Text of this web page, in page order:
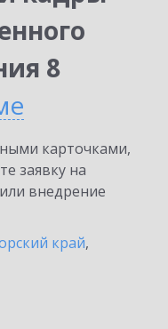
8
карточками,
заявку на
внедрение
край,